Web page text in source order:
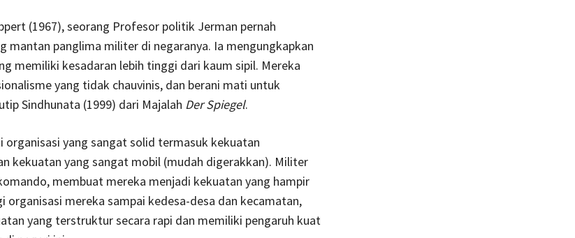
(1967), seorang Profesor politik Jerman pernah
mantan panglima militer di negaranya. Ia mengungkapkan
memiliki kesadaran lebih tinggi dari kaum sipil. Mereka
yang tidak chauvinis, dan berani mati untuk
Sindhunata (1999) dari Majalah Der Spiegel.
organisasi yang sangat solid termasuk kekuatan
kekuatan yang sangat mobil (mudah digerakkan). Militer
membuat mereka menjadi kekuatan yang hampir
organisasi mereka sampai kedesa-desa dan kecamatan,
yang terstruktur secara rapi dan memiliki pengaruh kuat